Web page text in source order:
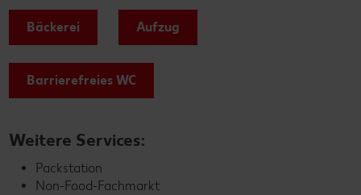
Bäckerei Aufzug
Barrierefreies WC
Weitere Services:
Packstation
Non-Food-Fachmarkt